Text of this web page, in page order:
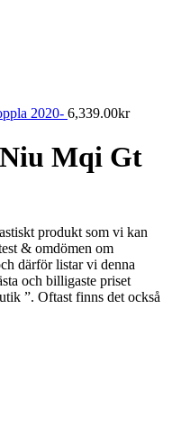
2020- 6,339.00kr
Mqi Gt
produkt som vi kan
& omdömen om
därför listar vi denna
och billigaste priset
”. Oftast finns det också